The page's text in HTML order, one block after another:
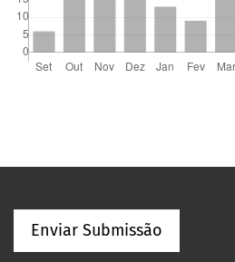
Enviar Submissão